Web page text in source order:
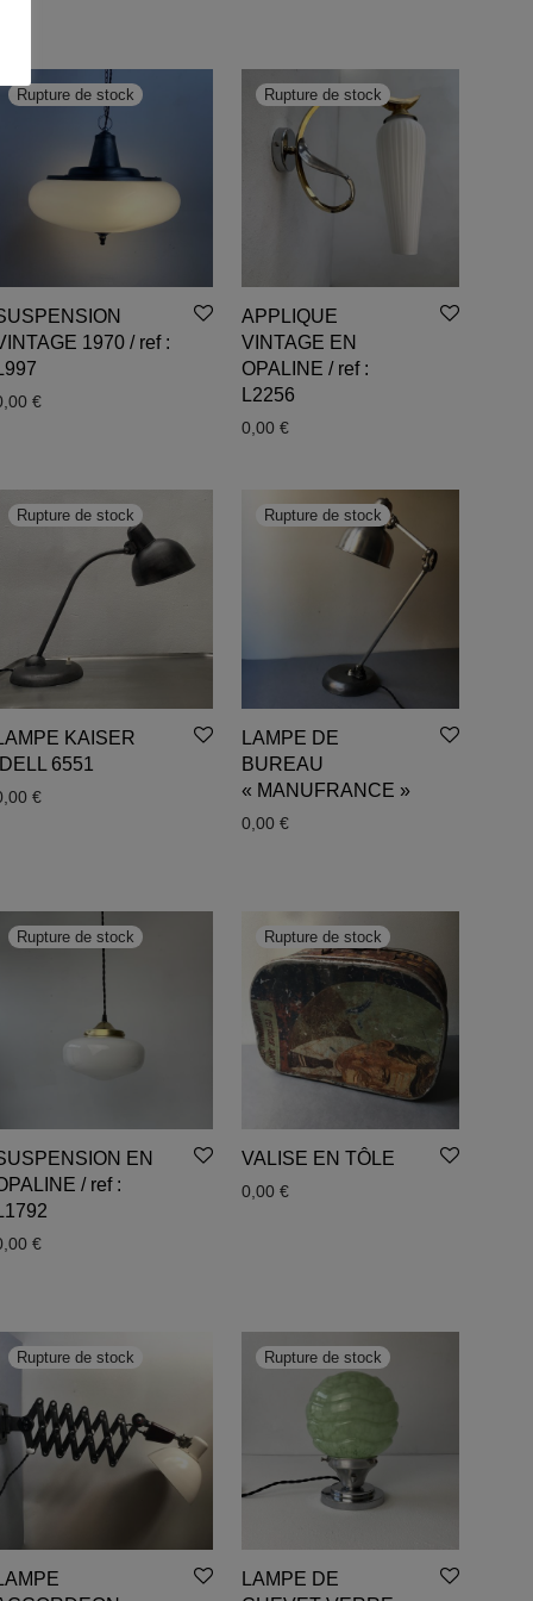
1970 / ref :
€
APPLIQUE
VINTAGE EN
OPALINE / ref :
L2256
0,00 €
KAISER
6551
€
LAMPE DE
BUREAU
« MANUFRANCE »
0,00 €
EN
/ ref :
€
VALISE EN TÔLE
0,00 €
LAMPE DE